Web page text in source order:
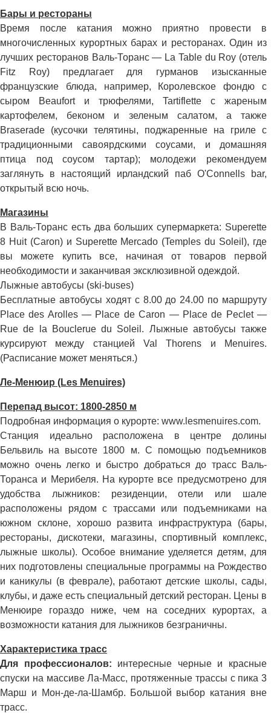
Бары и рестораны
Время после катания можно приятно провести в
многочисленных курортных барах и ресторанах. Один из
лучших ресторанов Валь-Торанс — La Table du Roy (отель
Fitz Roy) предлагает для гурманов изысканные
французские блюда, например, Королевское фондю с
сыром Beaufort и трюфелями, Tartiflette с жареным
картофелем, беконом и зеленым салатом, а также
Braserade (кусочки телятины, поджаренные на гриле с
традиционными савоярдскими соусами, и домашняя
птица под соусом тартар); молодежи рекомендуем
заглянуть в настоящий ирландский паб O'Connells bar,
открытый всю ночь.
Магазины
В Валь-Торанс есть два больших супермаркета: Superette
8 Huit (Caron) и Superette Mercado (Temples du Soleil), где
вы можете купить все, начиная от товаров первой
необходимости и заканчивая эксклюзивной одеждой.
Лыжные автобусы (ski-buses)
Бесплатные автобусы ходят с 8.00 до 24.00 по маршруту
Place des Arolles — Place de Caron — Place de Peclet —
Rue de la Bouclerue du Soleil. Лыжные автобусы также
курсируют между станцией Val Thorens и Menuires.
(Расписание может меняться.)
Ле-Менюир (Les Menuires)
Перепад высот: 1800-2850 м
Подробная информация о курорте: www.lesmenuires.com.
Станция идеально расположена в центре долины
Бельвиль на высоте 1800 м. С помощью подъемников
можно очень легко и быстро добраться до трасс Валь-
Торанса и Мерибеля. На курорте все предусмотрено для
удобства лыжников: резиденции, отели или шале
расположены рядом с трассами или подъемниками на
южном склоне, хорошо развита инфраструктура (бары,
рестораны, дискотеки, магазины, спортивный комплекс,
лыжные школы). Особое внимание уделяется детям, для
них подготовлены специальные программы на Рождество
и каникулы (в феврале), работают детские школы, сады,
клубы, и даже есть специальный детский ресторан. Цены в
Менюире гораздо ниже, чем на соседних курортах, а
возможности катания для лыжников безграничны.
Характеристика трасс
Для профессионалов: интересные черные и красные
спуски на массиве Ла-Масс, протяженные трассы с пика 3
Марш и Мон-де-ла-Шамбр. Большой выбор катания вне
трасс.